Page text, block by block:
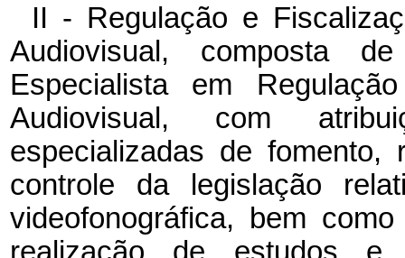
II - Regulação e
Audiovisual, composta
Especialista em
Audiovisual, com
especializadas de fomento,
controle da legislação
videofonográfica, bem
realização de estudos e